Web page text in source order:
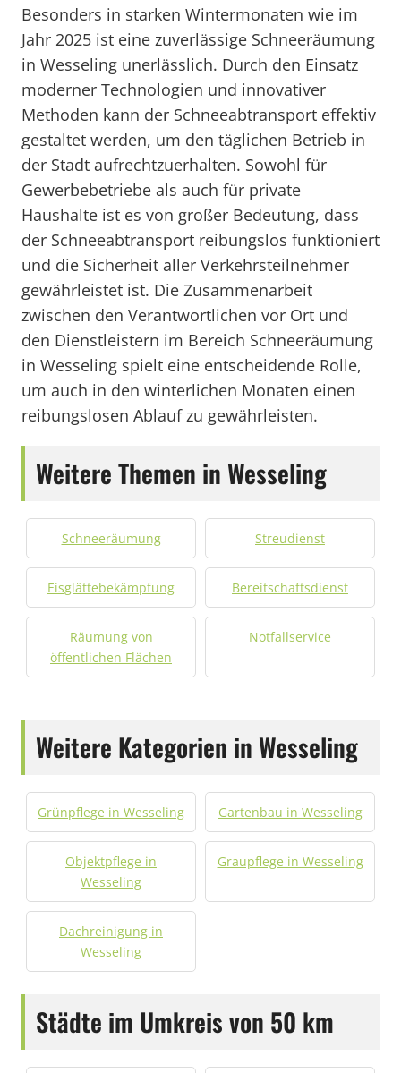
Besonders in starken Wintermonaten wie im
Jahr 2025 ist eine zuverlässige Schneeräumung
in Wesseling unerlässlich. Durch den Einsatz
moderner Technologien und innovativer
Methoden kann der Schneeabtransport effektiv
gestaltet werden, um den täglichen Betrieb in
der Stadt aufrechtzuerhalten. Sowohl für
Gewerbebetriebe als auch für private
Haushalte ist es von großer Bedeutung, dass
der Schneeabtransport reibungslos funktioniert
und die Sicherheit aller Verkehrsteilnehmer
gewährleistet ist. Die Zusammenarbeit
zwischen den Verantwortlichen vor Ort und
den Dienstleistern im Bereich Schneeräumung
in Wesseling spielt eine entscheidende Rolle,
um auch in den winterlichen Monaten einen
reibungslosen Ablauf zu gewährleisten.
Weitere Themen in Wesseling
Schneeräumung Streudienst
Eisglättebekämpfung Bereitschaftsdienst
Räumung von
öffentlichen Flächen
Notfallservice
Weitere Kategorien in Wesseling
Grünpflege in Wesseling Gartenbau in Wesseling
Objektpflege in
Wesseling
Graupflege in Wesseling
Dachreinigung in
Wesseling
Städte im Umkreis von 50 km